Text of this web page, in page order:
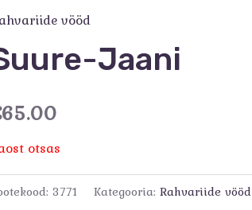
vööd
Jaani
65.00
otsas
3771 Kategooria: Rahvariide vööd